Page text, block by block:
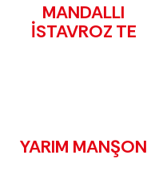
MANDALLI
İSTAVROZ TE
YARIM MANŞON